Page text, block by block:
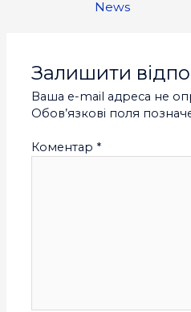
News
Залишити
Ваша e-mail адреса не
Обов’язкові поля
Коментар *